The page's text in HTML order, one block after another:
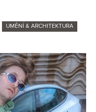
UMĚNÍ & ARCHITEKTURA